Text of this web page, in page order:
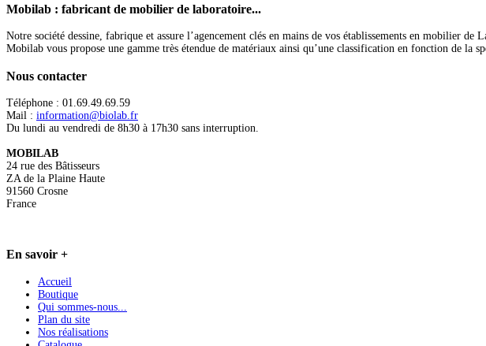
Mobilab : fabricant de mobilier de laboratoire...
Notre société dessine, fabrique et assure l’agencement clés en mains de vos établissements en
Mobilab vous propose une gamme très étendue de matériaux ainsi qu’une classification en fonction de
Nous contacter
Téléphone : 01.69.49.69.59
Mail : information@biolab.fr
Du lundi au vendredi de 8h30 à 17h30 sans interruption.
MOBILAB
24 rue des Bâtisseurs
ZA de la Plaine Haute
91560 Crosne
France
En savoir +
Accueil
Boutique
Qui sommes-nous...
Plan du site
Nos réalisations